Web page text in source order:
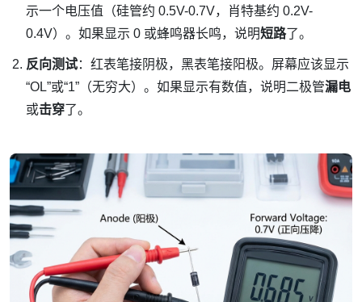
示一个电压值（硅管约 0.5V-0.7V，肖特基约 0.2V-
0.4V）。如果显示 0 或蜂鸣器长鸣，说明短路了。
反向测试：红表笔接阴极，黑表笔接阳极。屏幕应该显示
“OL”或“1”（无穷大）。如果显示有数值，说明二极管漏电
或击穿了。